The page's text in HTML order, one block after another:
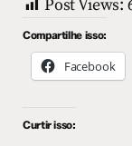
Post Views:
Compartilhe isso:
Facebook
Curtir isso: